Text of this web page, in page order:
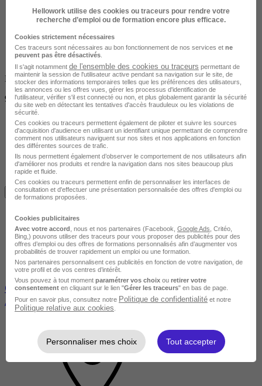
Non finançable CPF
950 €
Je m'informe gratuitement
CACES R485 – GERBEURS A CONDUCTEUR
ACCOMPAGNANT CAT 1 et 2
Hellowork utilise des cookies ou traceurs pour rendre votre
recherche d’emploi ou de formation encore plus efficace.
Cookies strictement nécessaires
Ces traceurs sont nécessaires au bon fonctionnement de nos services et ne
peuvent pas être désactivés
Il s'agit notamment de l'ensemble des cookies ou traceurs permettant de
maintenir la session de l'utilisateur active pendant sa navigation sur le site, de
stocker des informations temporaires telles que les préférences des utilisateurs,
les annonces ou les offres vues, gérer les processus d'identification de
l'utilisateur, vérifier s'il est connecté ou non, et plus globalement garantir la sécurité
du site web en détectant les tentatives d'accès frauduleux ou les violations de
sécurité.
Ces cookies ou traceurs permettent également de piloter et suivre les sources
d'acquisition d'audience en utilisant un identifiant unique permettant de comprendre
comment nos utilisateurs naviguent sur nos sites et nos applications en fonction
des différentes sources de trafic.
Ils nous permettent également d’observer le comportement de nos utilisateurs afin
d'améliorer nos produits et rendre la navigation dans nos sites beaucoup plus
rapide et fluide.
Ces cookies ou traceurs permettent enfin de personnaliser les interfaces de
consultation et d'effectuer une présentation personnalisée des offres d'emploi ou
de formations proposées.
Cookies publicitaires
Avec votre accord , nous et nos partenaires (Facebook, Google Ads , Critéo,
Bing,) pouvons utiliser des traceurs pour vous proposer des publicités pour des
offres d’emploi ou des offres de formations personnalisés afin d’augmenter vos
probabilités de trouver rapidement un emploi ou une formation.
Nos partenaires personnalisent ces publicités en fonction de votre navigation, de
votre profil et de vos centres d’intérêt.
Vous pouvez à tout moment paramétrer vos choix ou retirer votre
consentement en cliquant sur le lien "Gérer les traceurs" en bas de page.
Pour en savoir plus, consultez notre Politique de confidentialité et notre
Politique relative aux cookies
Personnaliser mes choix Tout accepter